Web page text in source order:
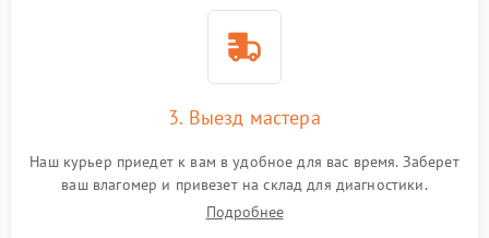
3. Выезд мастера
Наш курьер приедет к вам в удобное для вас время. Заберет
ваш влагомер и привезет на склад для диагностики.
Подробнее